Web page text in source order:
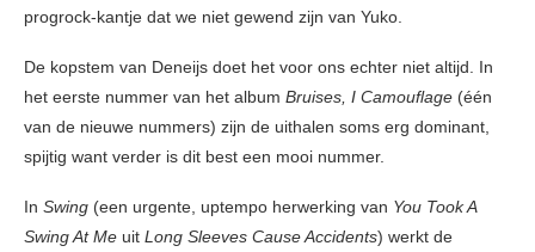
progrock-kantje dat we niet gewend zijn van Yuko.
De kopstem van Deneijs doet het voor ons echter niet altijd. In
het eerste nummer van het album Bruises, I Camouflage (één
van de nieuwe nummers) zijn de uithalen soms erg dominant,
spijtig want verder is dit best een mooi nummer.
In Swing (een urgente, uptempo herwerking van You Took A
Swing At Me uit Long Sleeves Cause Accidents) werkt de